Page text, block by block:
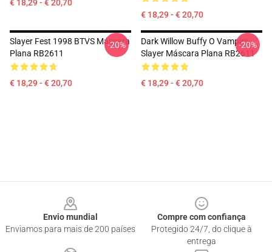
€ 18,29 - € 20,70
€ 18,29 - € 20,70
Slayer Fest 1998 BTVS Máscara
Plana RB2611
€ 18,29 - € 20,70
-20%
Dark Willow Buffy O Vampiro
Slayer Máscara Plana RB2611
€ 18,29 - € 20,70
-20%
Envio mundial
Enviamos para mais de 200 países
Compre com confiança
Protegido 24/7, do clique à
entrega